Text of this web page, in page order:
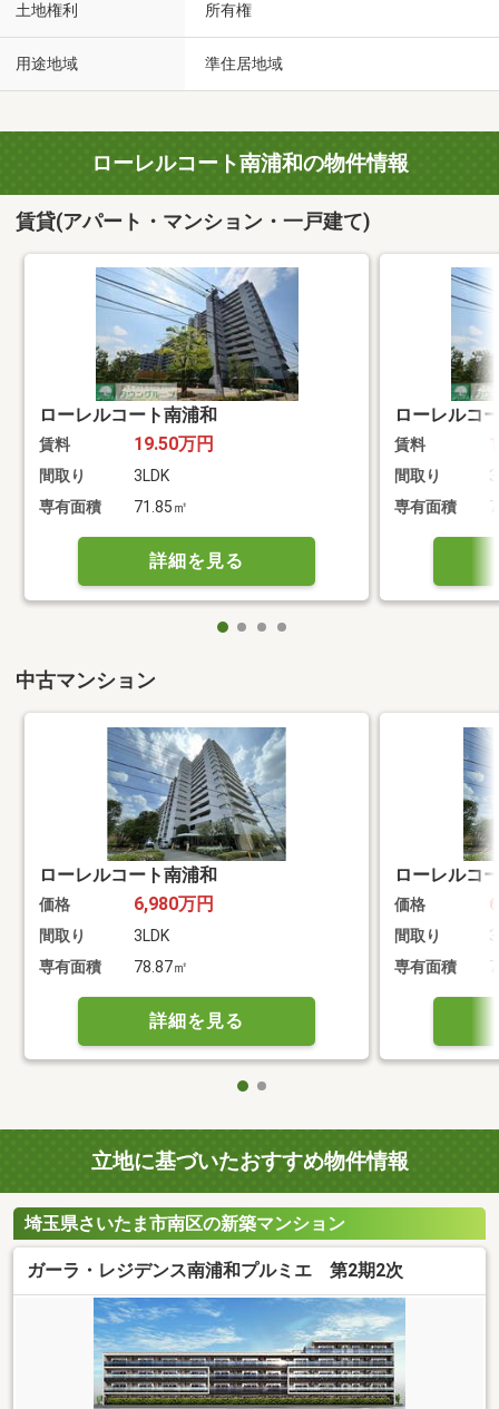
土地権利 所有権
用途地域 準住居地域
ローレルコート南浦和の物件情報
賃貸(アパート・マンション・一戸建て)
ローレルコート南浦和
賃料 19.50万円
間取り
3LDK
専有面積
71.85㎡
詳細を見る
ローレルコ
賃料
間取り
専有面積
中古マンション
ローレルコート南浦和
価格 6,980万円
間取り
3LDK
専有面積
78.87㎡
詳細を見る
ローレルコ
価格
間取り
専有面積
立地に基づいたおすすめ物件情報
埼玉県さいたま市南区の新築マンション
ガーラ・レジデンス南浦和プルミエ 第2期2次